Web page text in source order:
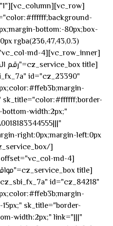
bottom:-80px;box-
id="cz_23390"
sk_title="color:#ffffff;border-
width:2px;"
right:0px;margin-left:0px;"]
id="cz_84218"
sk_title="border-
width:2px;" link="|||"